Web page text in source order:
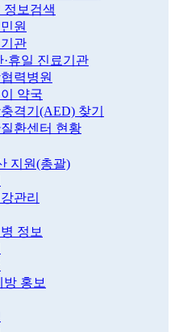
정보검색
원
관
·휴일 진료기관
력병원
약국
격기(AED) 찾기
환센터 현황
지원(총괄)
관리
정보
방 홍보